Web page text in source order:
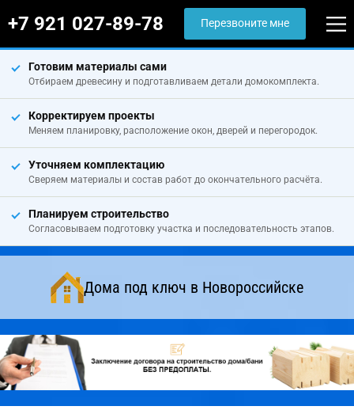
+7 921 027-89-78 Перезвоните мне
Готовим материалы сами
Отбираем древесину и подготавливаем детали домокомплекта.
Корректируем проекты
Меняем планировку, расположение окон, дверей и перегородок.
Уточняем комплектацию
Сверяем материалы и состав работ до окончательного расчёта.
Планируем строительство
Согласовываем подготовку участка и последовательность этапов.
Дома под ключ в Новороссийске